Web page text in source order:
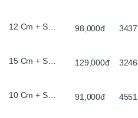
12 Cm + Sơn Đen, Đèn Le 98,000đ 3437
15 Cm + Sơn Đen, Đèn Le 129,000đ 3246
10 Cm + Sơn Đen, Đèn Le 91,000đ 4551